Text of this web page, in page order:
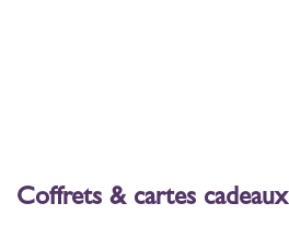
Coffrets & cartes cadeaux